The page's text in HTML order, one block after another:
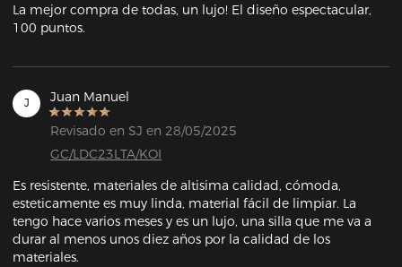
La mejor compra de todas, un lujo! El diseño espectacular,
100 puntos.
J Juan Manuel
Revisado en SJ en 28/05/2025
GC/LDC23LTA/KOI
Es resistente, materiales de altisima calidad, cómoda,
esteticamente es muy linda, material fácil de limpiar. La
tengo hace varios meses y es un lujo, una silla que me va a
durar al menos unos diez años por la calidad de los
materiales.